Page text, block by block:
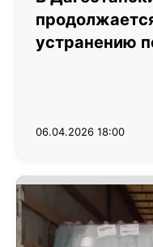
устранению
06.04.2026 18:00